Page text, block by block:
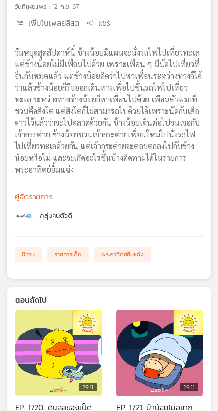
เอส
แผนที่
วิทยุ
เครือ
ข่าย
วันที่เผยแพร่ : 12 ก.ย. 67
เพิ่มในเพลย์ลิสต์ แชร์
วันหยุดสุดสัปดาห์นี้ ช้างน้อยมีแผนจะนั่งรถไฟไปเที่ยวทะเล
แต่ช้างน้อยไม่มีเพื่อนไปด้วย เพราะเพื่อน ๆ มีนัดไปเที่ยวที่
อื่นกันหมดแล้ว แต่ช้างน้อยคิดว่าไปหาเพื่อนระหว่างทางก็ได้
ว่าแล้วช้างน้อยก็รีบออกเดินทางเพื่อไปขึ้นรถไฟไปเที่ยว
ทะเล ระหว่างทางช้างน้อยก็หาเพื่อนไปด้วย เพื่อนตัวแรกที่
ชวนคือสิงโต แต่สิงโตก็ไม่สามารถไปด้วยได้เพราะนัดกับเสือ
ดาวไว้แล้วว่าจะไปตลาดด้วยกัน ช้างน้อยเดินต่อไปจนเจอกับ
เจ้ากระต่าย ช้างน้อยชวนเจ้ากระต่ายเพื่อนใหม่ไปนั่งรถไฟ
ไปเที่ยวทะเลด้วยกัน แต่เจ้ากระต่ายจะตอบตกลงไปกับช้าง
น้อยหรือไม่ และจะเกิดอะไรขึ้นบ้างติดตามได้ในรายการ
พระอาทิตย์ยิ้มแฉ่ง
ผู้จัดรายการ
กลุ่มคนตัวดี
นิทาน รายการเด็ก พระอาทิตย์ยิ้มแฉ่ง
ตอนถัดไป
29:11
EP. 1720: ดินสอของเป็ด
29:11
EP. 1721: ม้าน้อยไม่อยาก